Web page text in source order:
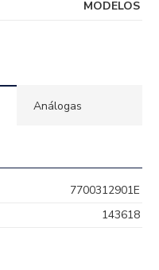
MODELOS
Análogas
7700312901E
143618